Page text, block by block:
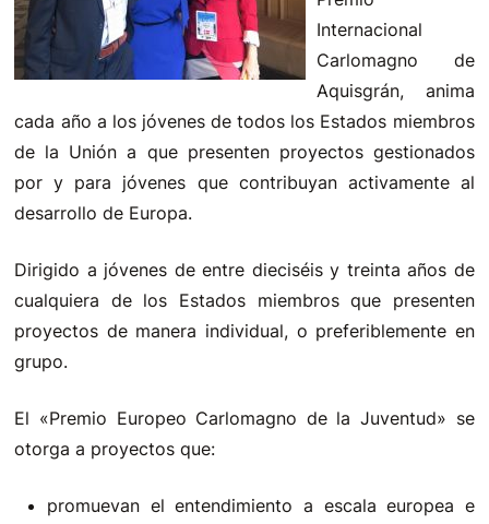
Internacional
Carlomagno de
Aquisgrán, anima
cada año a los jóvenes de todos los Estados miembros
de la Unión a que presenten proyectos gestionados
por y para jóvenes que contribuyan activamente al
desarrollo de Europa.
Dirigido a jóvenes de entre dieciséis y treinta años de
cualquiera de los Estados miembros que presenten
proyectos de manera individual, o preferiblemente en
grupo.
El «Premio Europeo Carlomagno de la Juventud» se
otorga a proyectos que:
promuevan el entendimiento a escala europea e